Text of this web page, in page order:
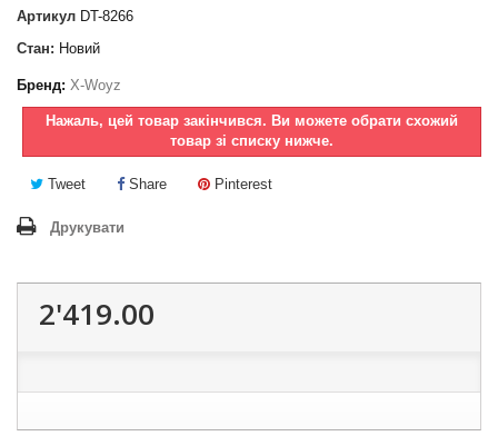
Артикул DT-8266
Стан: Новий
Бренд: X-Woyz
Нажаль, цей товар закінчився. Ви можете обрати схожий
товар зі списку нижче.
Tweet Share Pinterest
Друкувати
2'419.00